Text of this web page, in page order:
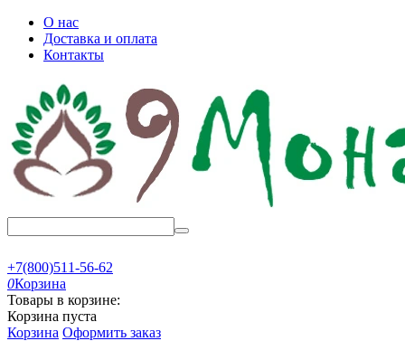
О нас
Доставка и оплата
Контакты
+7(800)511-56-62
0Корзина
Товары в корзине:
Корзина пуста
Корзина Оформить заказ